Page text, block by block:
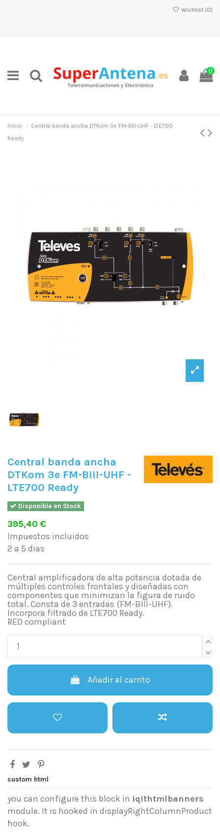
Wishlist (0)
0
Inicio
Central banda ancha DTKom 3e FM-BIII-UHF - LTE700
Ready
Central banda ancha
DTKom 3e FM-BIII-UHF -
LTE700 Ready
Disponible en Stock
395,40 €
Impuestos incluidos
2 a 5 dias
Central amplificadora de alta potencia dotada de
múltiples controles frontales y diseñadas con
componentes que minimizan la figura de ruido
total. Consta de 3 entradas (FM-BIII-UHF).
Incorpora filtrado de LTE700 Ready.
RED compliant
Añadir al carrito
custom html
you can configure this block in iqithtmlbanners
module. It is hooked in displayRightColumnProduct
hook.